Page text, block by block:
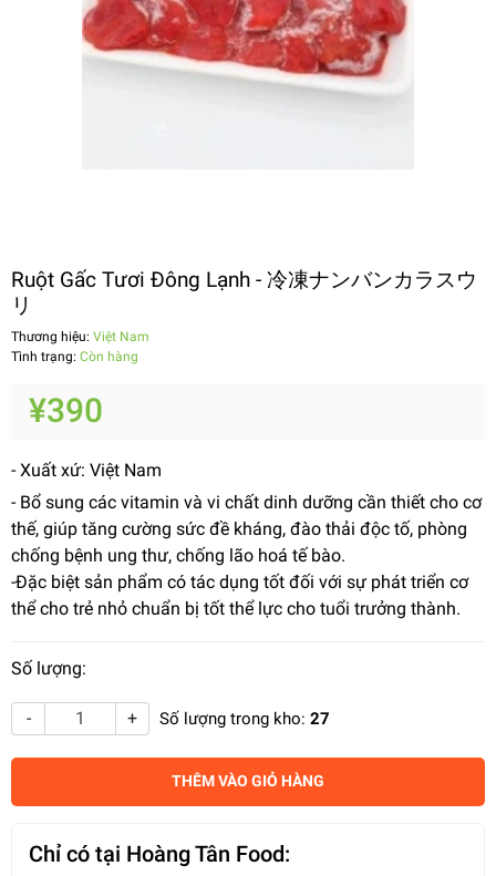
Ruột Gấc Tươi Đông Lạnh - 冷凍ナンバンカラスウ
リ
Thương hiệu: Việt Nam
Tình trạng: Còn hàng
¥390
- Xuất xứ: Việt Nam
- Bổ sung các vitamin và vi chất dinh dưỡng cần thiết cho cơ
thế, giúp tăng cường sức đề kháng, đào thải độc tố, phòng
chống bệnh ung thư, chống lão hoá tế bào.
-Đặc biệt sản phẩm có tác dụng tốt đối với sự phát triển cơ
thể cho trẻ nhỏ chuẩn bị tốt thể lực cho tuổi trưởng thành.
Số lượng:
- + Số lượng trong kho: 27
THÊM VÀO GIỎ HÀNG
Chỉ có tại Hoàng Tân Food: